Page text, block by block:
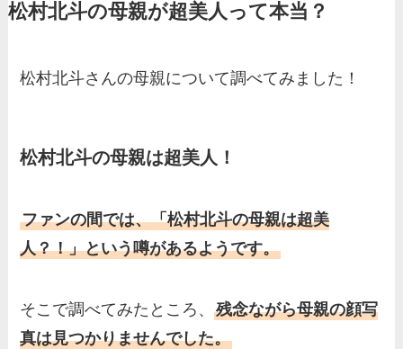
基俊介の実家はお金持ち？兄
人？家族を調査！
ど、家族を調査！
母）を徹底調査！実家の兄弟
など家族もまとめた！
成や父・片岡達也、兄弟につ
いてもまとめ！
松村北斗の母親が超美人って本当？
松村北斗さんの母親について調べてみました！
松村北斗の母親は超美人！
ファンの間では、「松村北斗の母親は超美
人？！」という噂があるようです。
そこで調べてみたところ、残念ながら母親の顔写
真は見つかりませんでした。